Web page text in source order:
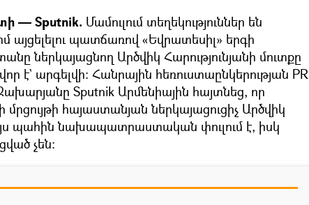
— Sputnik. Մամուլում տեղեկություններ են
այցելելու պատճառով «Եվրատեսիլ» երգի
ներկայացնող Արծվիկ Հարությունյանի մուտքը
է` արգելվի։ Հանրային հեռուստաընկերության PR
Sputnik Արմենիային հայտնեց, որ
մրցույթի հայաստանյան ներկայացուցիչ Արծվիկ
պահին նախապատրաստական փուլում է, իսկ
չեն։